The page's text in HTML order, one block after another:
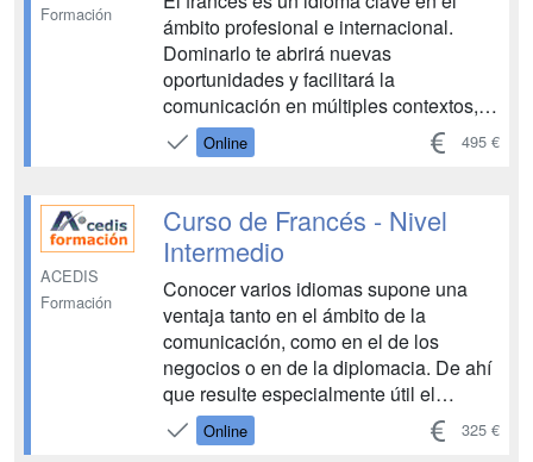
Formación
ámbito profesional e internacional.
Dominarlo te abrirá nuevas
oportunidades y facilitará la
comunicación en múltiples contextos,
desde viajes hasta negocios. Este
curso te permitirá aprender francés de
didácticas de alta calidad, audios y
videos ...
Online 495 €
ACEDIS
Formación
Curso de Francés - Nivel
Intermedio
Conocer varios idiomas supone una
ventaja tanto en el ámbito de la
comunicación, como en el de los
negocios o en de la diplomacia. De ahí
que resulte especialmente útil el
aprendizaje de nuevas lenguas. La
francesa, la segunda más utilizada en
Online 325 €